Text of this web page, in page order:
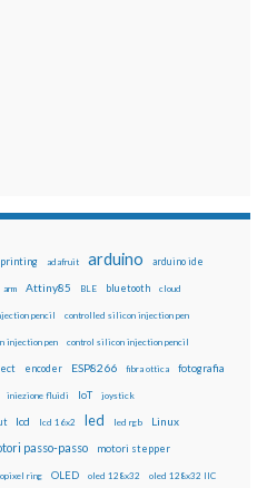
adafruit arduino arduino ide
arm Attiny85 BLE bluetooth cloud
pencil controlled silicon injection pen
injection pen control silicon injection pencil
encoder ESP8266 fibra ottica fotografia
iniezione fluidi IoT joystick
lcd lcd 16x2 led led rgb Linux
passo-passo motori stepper
ring OLED oled 128x32 oled 128x32 IIC